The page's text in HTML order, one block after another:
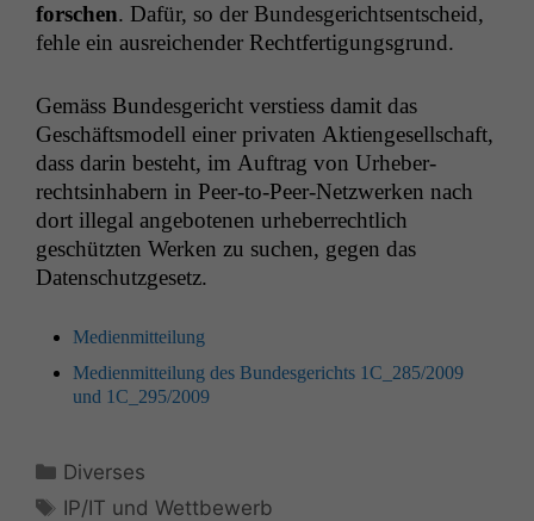
forschen. Dafür, so der Bun­des­gericht­sentscheid,
fehle ein aus­re­ichen­der Rechtfertigungsgrund.
Gemäss Bun­des­gericht ver­stiess damit das
Geschäftsmod­ell ein­er pri­vat­en Aktienge­sellschaft,
dass darin beste­ht, im Auf­trag von Urhe­ber­
rechtsin­hab­ern in Peer-to-Peer-Net­zw­erken nach
dort ille­gal ange­bote­nen urhe­ber­rechtlich
geschützten Werken zu suchen, gegen das
Datenschutzgesetz.
Medi­en­mit­teilung
Medi­en­mit­teilung des Bun­des­gerichts 1C_285/2009
und 1C_295/2009
Kategorien
Diverses
Schlagwörter
IP/IT und Wettbewerb